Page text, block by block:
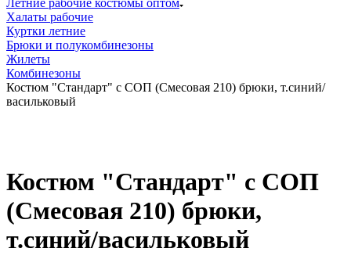
Летние рабочие костюмы оптом
Халаты рабочие
Куртки летние
Брюки и полукомбинезоны
Жилеты
Комбинезоны
Костюм "Стандарт" с СОП (Смесовая 210) брюки, т.синий/
васильковый
Костюм "Стандарт" с СОП
(Смесовая 210) брюки,
т.синий/васильковый